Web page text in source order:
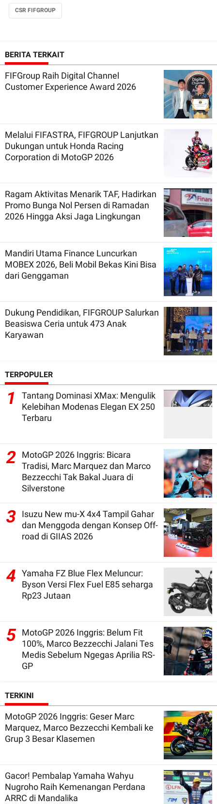
CSR FIFGROUP
BERITA TERKAIT
FIFGroup Raih Digital Channel
Customer Experience Award 2026
Melalui FIFASTRA, FIFGROUP Lanjutkan
Dukungan untuk Honda Racing
Corporation di MotoGP 2026
Ragam Aktivitas Menarik TAF, Hadirkan
Promo Bunga Nol Persen di Ramadan
2026 Hingga Aksi Jaga Lingkungan
Mandiri Utama Finance Luncurkan
MOBEX 2026, Beli Mobil Bekas Kini Bisa
dari Genggaman
Dukung Pendidikan, FIFGROUP Salurkan
Beasiswa Ceria untuk 473 Anak
Karyawan
TERPOPULER
1
Tantang Dominasi XMax: Mengulik
Kelebihan Modenas Elegan EX 250
Terbaru
2
MotoGP 2026 Inggris: Bicara
Tradisi, Marc Marquez dan Marco
Bezzecchi Tak Bakal Juara di
Silverstone
3
Isuzu New mu-X 4x4 Tampil Gahar
dan Menggoda dengan Konsep Off-
road di GIIAS 2026
4
Yamaha FZ Blue Flex Meluncur:
Byson Versi Flex Fuel E85 seharga
Rp23 Jutaan
5 MotoGP 2026 Inggris: Belum Fit
100%, Marco Bezzecchi Jalani Tes
Medis Sebelum Ngegas Aprilia RS-
GP
TERKINI
MotoGP 2026 Inggris: Geser Marc
Marquez, Marco Bezzecchi Kembali ke
Grup 3 Besar Klasemen
Gacor! Pembalap Yamaha Wahyu
Nugroho Raih Kemenangan Perdana
ARRC di Mandalika